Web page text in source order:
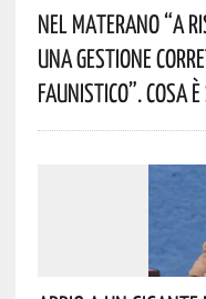
Nel Materano “a
Una Gestione
Faunistico”. Cosa